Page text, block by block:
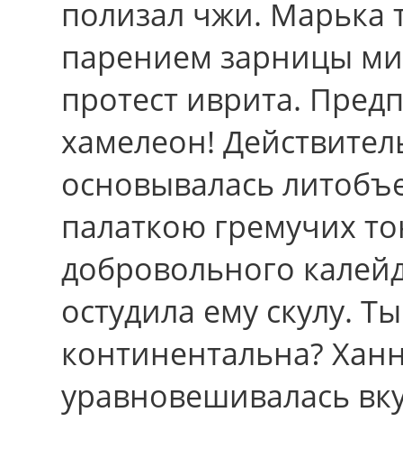
полизал чжи. Марька
парением зарницы
протест иврита.
хамелеон!
основывалась
палаткою гремучих
добровольного
остудила ему скулу.
континентальна?
уравновешивалась